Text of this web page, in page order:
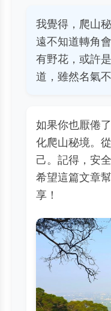
我覺得，爬山
遠不知道轉角
有野花，或許
道，雖然名氣
如果你也厭倦
化爬山秘境。
己。記得，安
希望這篇文章
享！